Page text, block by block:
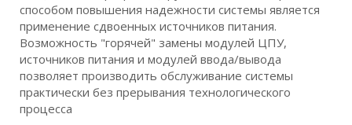
способом повышения надежности системы является
применение сдвоенных источников питания.
Возможность "горячей" замены модулей ЦПУ,
источников питания и модулей ввода/вывода
позволяет производить обслуживание системы
практически без прерывания технологического
процесса